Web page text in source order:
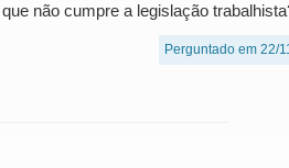
não cumpre a legislação
Perguntado em 22/